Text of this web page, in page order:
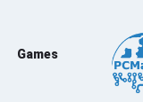
Games